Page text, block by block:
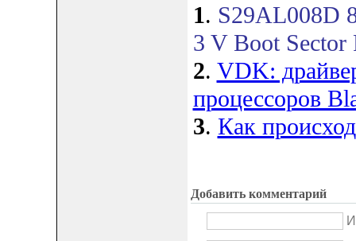
1. S29AL008D
3 V Boot Sector
2. VDK:
процессоров
3. Как
Добавить комментарий